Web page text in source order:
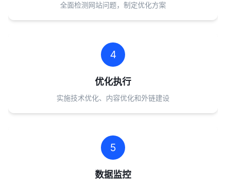
全面检测网站问题，制定优化方案
4
优化执行
实施技术优化、内容优化和外链建设
5
数据监控